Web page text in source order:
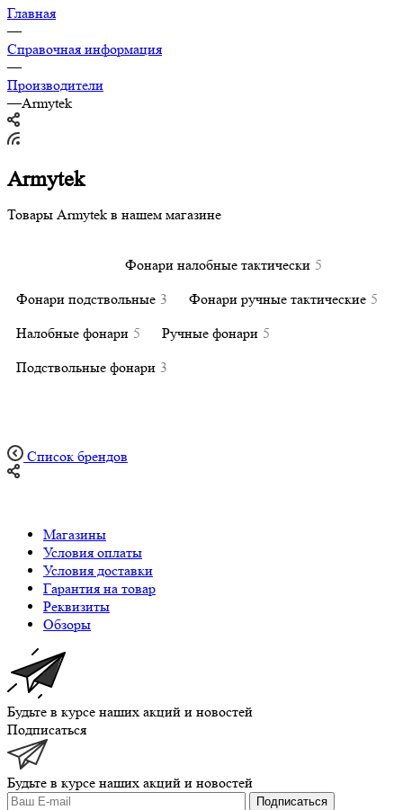
Главная
—
Справочная информация
—
Производители
—Armytek
Armytek
Товары Armytek в нашем магазине
Фонари налобные тактически 5
Фонари подствольные 3 Фонари ручные тактические 5
Налобные фонари 5 Ручные фонари 5
Подствольные фонари 3
Список брендов
Магазины
Условия оплаты
Условия доставки
Гарантия на товар
Реквизиты
Обзоры
Будьте в курсе наших акций и новостей
Подписаться
Будьте в курсе наших акций и новостей
Подписаться